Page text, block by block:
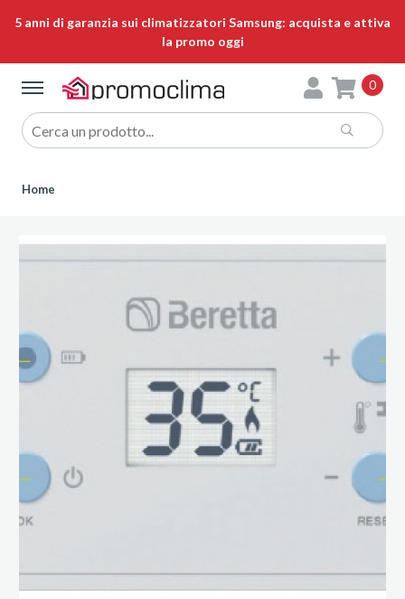
5 anni di garanzia sui climatizzatori Samsung: acquista e attiva
la promo oggi
0
Home